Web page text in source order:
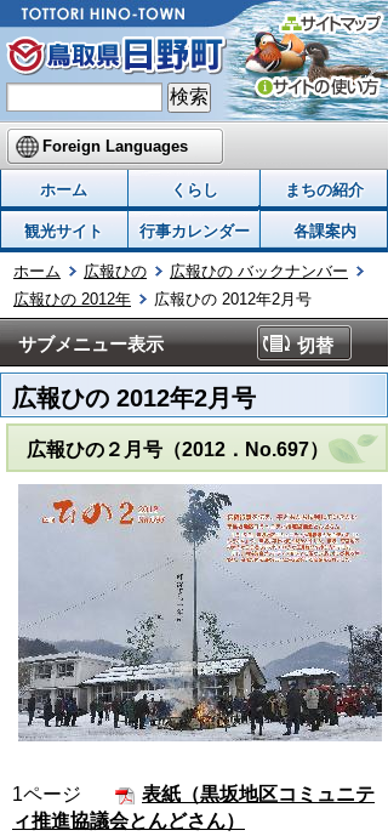
Foreign Languages
ホーム くらし まちの紹介
観光サイト 行事カレンダー 各課案内
ホーム 広報ひの
広報ひの バックナンバー
広報ひの 2012年
広報ひの 2012年2月号
サブメニュー表示 切替
広報ひの 2012年2月号
広報ひの２月号（2012．No.697）
1ページ
表紙（黒坂地区コミュニテ
ィ推進協議会とんどさん）